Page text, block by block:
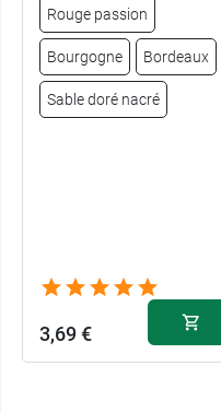
Rouge passion
Bourgogne Bordeaux
Sable doré nacré
3,69 €